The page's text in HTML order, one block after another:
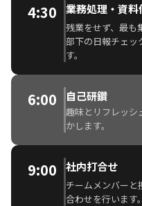
4:30 業務処理・資料
残業をせず、最も
部下の日報チェッ
す。
6:00 自己研鑽
趣味とリフレッシ
かします。
9:00 社内打合せ
チームメンバーと
合わせを行います。